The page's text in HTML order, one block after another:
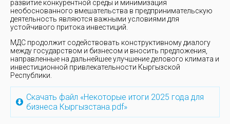
развитие конкурентной среды и минимизация
необоснованного вмешательства в предпринимательскую
деятельность являются важными условиями для
устойчивого притока инвестиций.
МДС продолжит содействовать конструктивному диалогу
между государством и бизнесом и вносить предложения,
направленные на дальнейшее улучшение делового климата и
инвестиционной привлекательности Кыргызской
Республики.
Скачать файл «Некоторые итоги 2025 года для
бизнеса Кыргызстана.pdf»